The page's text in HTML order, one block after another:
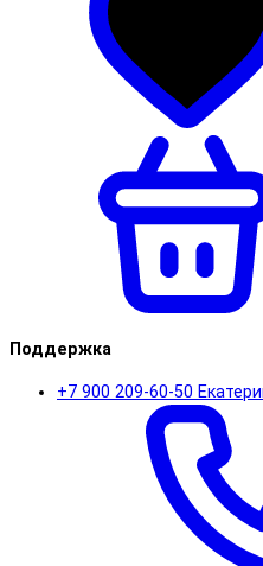
Поддержка
+7 900 209-60-50